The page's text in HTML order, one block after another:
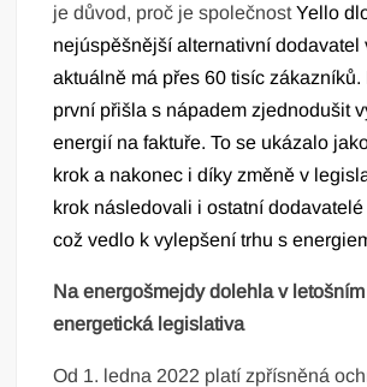
je důvod, proč je společnostYello
nejúspěšnější alternativní dodavatel
aktuálně má přes 60 tisíc
první přišla s nápadem zjednodušit
energií na faktuře. To se ukázalo
krok a nakonec i díky změně v
krok následovali i ostatní
což vedlo k vylepšení trhu s
Na energošmejdy dolehla v
energetická legislativa
Od 1. ledna 2022 platí zpřísněná